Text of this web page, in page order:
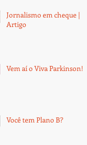
Jornalismo em cheque |
Artigo
Vem aí o Viva Parkinson!
Você tem Plano B?